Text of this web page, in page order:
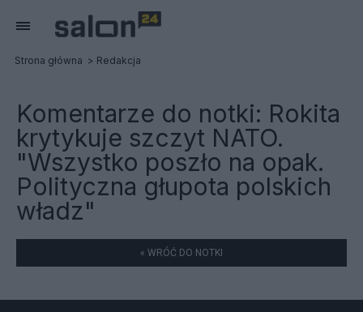
Strona główna Redakcja
Komentarze do notki: Rokita
krytykuje szczyt NATO.
"Wszystko poszło na opak.
Polityczna głupota polskich
władz"
« WRÓĆ DO NOTKI